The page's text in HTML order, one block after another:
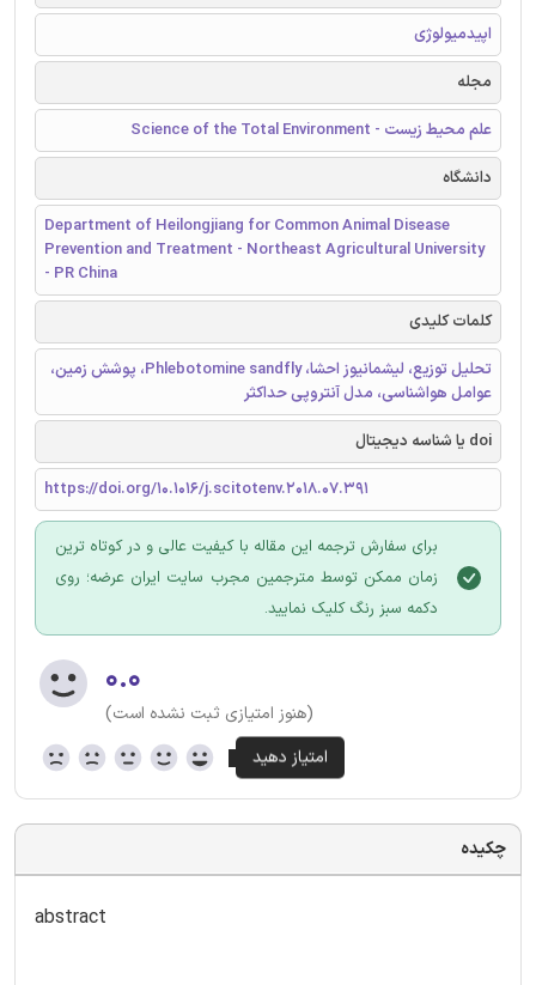
اپیدمیولوژی
مجله
علم محیط زیست - Science of the Total Environment
دانشگاه
Department of Heilongjiang for Common Animal Disease
Prevention and Treatment - Northeast Agricultural University
- PR China
کلمات کلیدی
تحلیل توزیع، لیشمانیوز احشا، Phlebotomine sandfly، پوشش زمین،
عوامل هواشناسی، مدل آنتروپی حداکثر
doi یا شناسه دیجیتال
https://doi.org/10.1016/j.scitotenv.2018.07.391
برای سفارش ترجمه این مقاله با کیفیت عالی و در کوتاه ترین
زمان ممکن توسط مترجمین مجرب سایت ایران عرضه؛ روی
دکمه سبز رنگ کلیک نمایید.
۰.۰
(هنوز امتیازی ثبت نشده است)
چکیده
abstract